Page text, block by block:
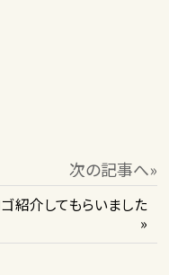
次の記事へ»
紹介してもらいました
»